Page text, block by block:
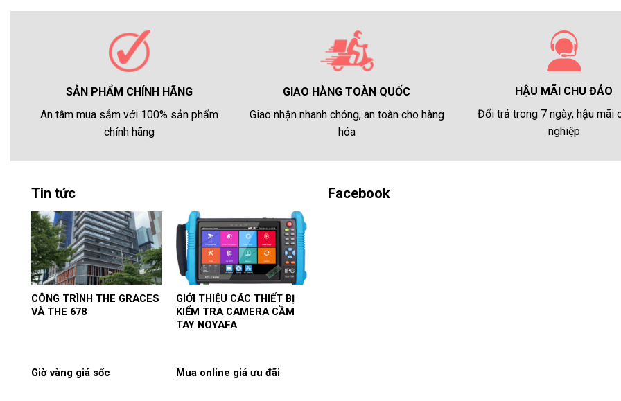
SẢN PHẨM CHÍNH HÃNG
An tâm mua sắm với 100% sản phẩm
chính hãng
GIAO HÀNG TOÀN QUỐC
Giao nhận nhanh chóng, an toàn cho hàng
hóa
HẬU MÃI CHU ĐÁO
Đổi trả trong 7 ngày, hậu mãi
nghiệp
Tin tức
CÔNG TRÌNH THE GRACES
VÀ THE 678
GIỚI THIỆU CÁC THIẾT BỊ
KIỂM TRA CAMERA CẦM
TAY NOYAFA
Giờ vàng giá sốc Mua online giá ưu đãi
Facebook